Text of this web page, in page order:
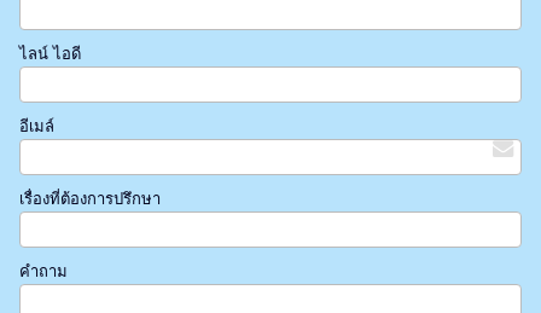
ไลน์ ไอดี
อีเมล์
เรื่องที่ต้องการปรึกษา
คำถาม